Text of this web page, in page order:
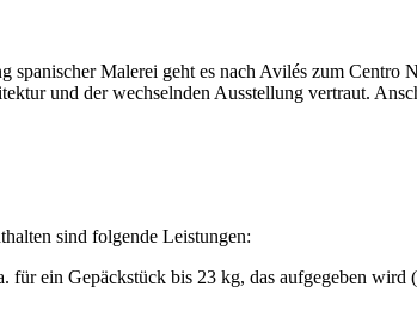
Malerei geht es nach Avilés zum Centro
und der wechselnden Ausstellung vertraut.
sind folgende Leistungen:
ein Gepäckstück bis 23 kg, das aufgegeben